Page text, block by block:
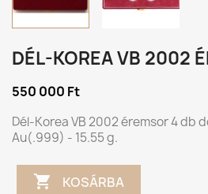
DÉL-KOREA VB 2002
550 000 Ft
Dél-Korea VB 2002 éremsor 4 db
Au(.999) - 15.55 g.
 KOSÁRBA